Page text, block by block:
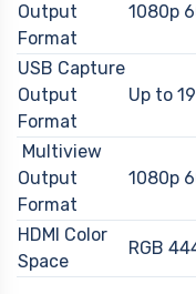
Output
Format
1080p
USB Capture
Output
Format
Up to
Multiview
Output
Format
1080p
HDMI Color
Space
RGB